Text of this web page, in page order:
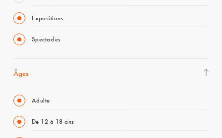
Expositions
Spectacles
Âges
Adulte
De 12 à 18 ans